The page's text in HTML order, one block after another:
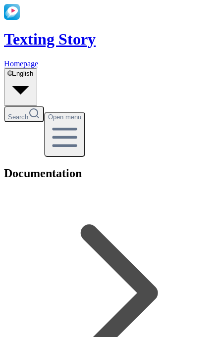
Texting Story
Homepage
🌐English
Search Open menu
Documentation